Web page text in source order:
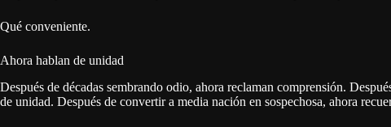
Qué conveniente.
Ahora hablan de unidad
Después de décadas sembrando odio, ahora reclaman comprensión.
de unidad. Después de convertir a media nación en sospechosa, ahora